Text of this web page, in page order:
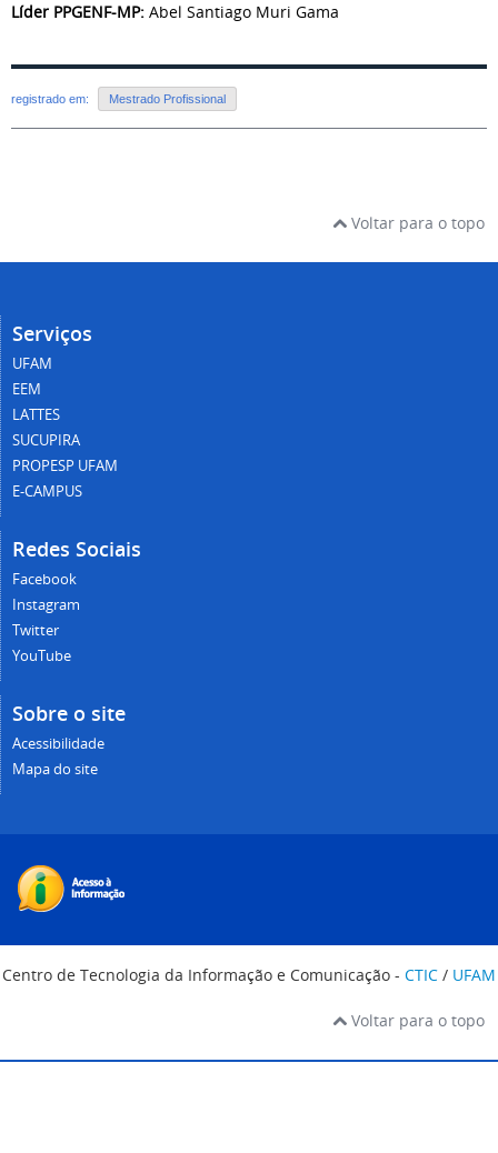
Líder PPGENF-MP: Abel Santiago Muri Gama
registrado em: Mestrado Profissional
Voltar para o topo
Serviços
UFAM
EEM
LATTES
SUCUPIRA
PROPESP UFAM
E-CAMPUS
Redes Sociais
Facebook
Instagram
Twitter
YouTube
Sobre o site
Acessibilidade
Mapa do site
Centro de Tecnologia da Informação e Comunicação - CTIC / UFAM
Voltar para o topo